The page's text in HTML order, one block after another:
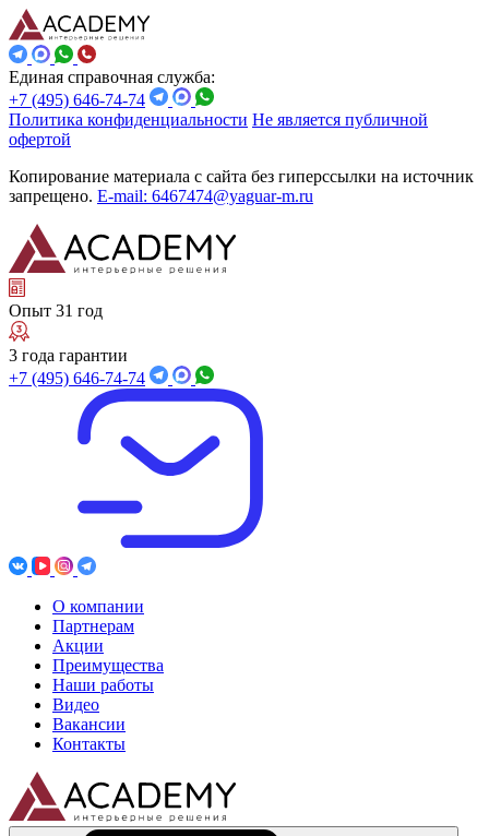
Единая справочная служба:
+7 (495) 646-74-74
Политика конфиденциальности Не является публичной
офертой
Копирование материала с сайта без гиперссылки на источник
запрещено. E-mail: 6467474@yaguar-m.ru
Опыт 31 год
3 года гарантии
+7 (495) 646-74-74
О компании
Партнерам
Акции
Преимущества
Наши работы
Видео
Вакансии
Контакты